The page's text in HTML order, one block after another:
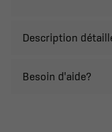
Description
Besoin d'aide?